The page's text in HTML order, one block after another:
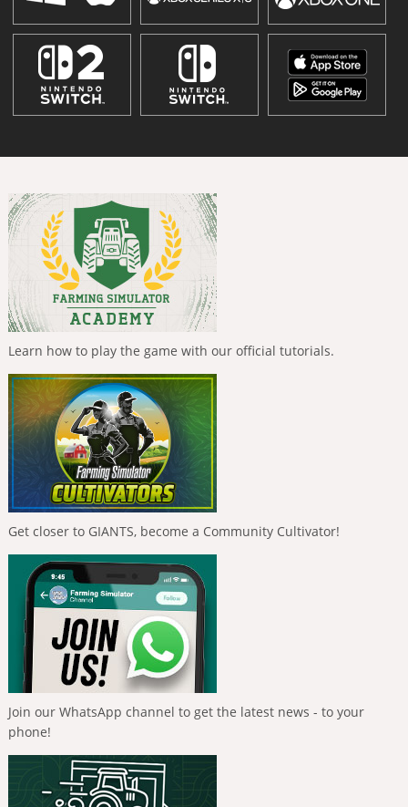
Learn how to play the game with our official tutorials.
Get closer to GIANTS, become a Community Cultivator!
Join our WhatsApp channel to get the latest news - to your
phone!